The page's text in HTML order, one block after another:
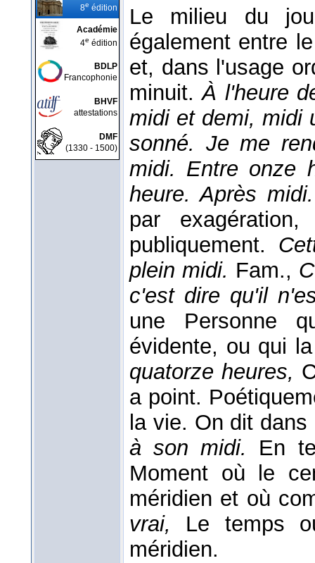
8e édition
Académie
4e édition
BDLP
Francophonie
BHVF
attestations
DMF
(1330 - 1500)
Le milieu du
également entre
et, dans l'usage
minuit.À l'heure
midi et demi, midi
sonné. Je me
midi. Entre onze
heure. Après
par
publiquement.
plein midi. Fam.,
c'est dire qu'il
une Personne
évidente, ou qui
quatorze heures,
a point.
la vie. On dit
à son midi. En
Moment où le
méridien et où
vrai, Le temps
méridien.